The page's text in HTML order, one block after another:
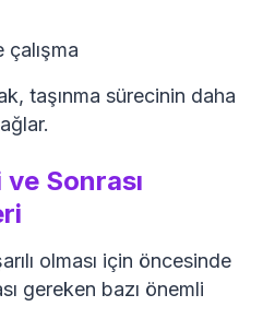
taşınma sürecinin daha
ve Sonrası
olması için öncesinde
gereken bazı önemli